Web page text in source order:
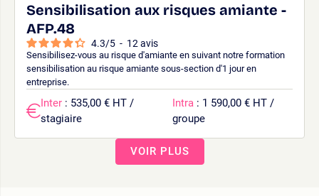
Sensibilisation aux risques amiante -
AFP.48
4.3/5 - 12 avis
Sensibilisez-vous au risque d'amiante en suivant notre formation
sensibilisation au risque amiante sous-section d'1 jour en
entreprise.
Inter : 535,00 € HT /
stagiaire
Intra : 1 590,00 € HT /
groupe
VOIR PLUS